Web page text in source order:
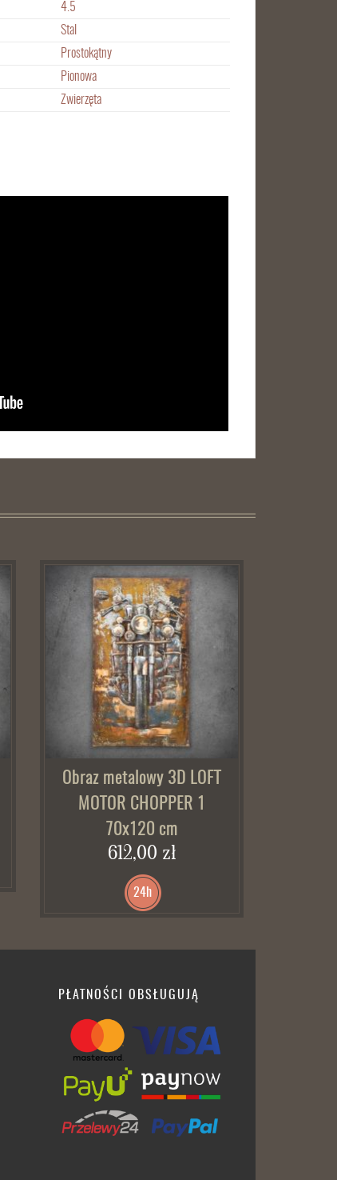
4.5
Stal
Prostokątny
Pionowa
Zwierzęta
Obraz metalowy 3D LOFT
MOTOR CHOPPER 1
70x120 cm
612,00 zł
24h
PŁATNOŚCI OBSŁUGUJĄ